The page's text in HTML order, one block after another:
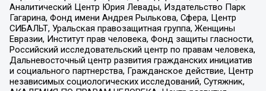
Аналитический Центр Юрия Левады, Издательство Парк
Гагарина, Фонд имени Андрея Рылькова, Сфера, Центр
СИБАЛЬТ, Уральская правозащитная группа, Женщины
Евразии, Институт прав человека, Фонд защиты гласности,
Российский исследовательский центр по правам человека,
Дальневосточный центр развития гражданских инициатив
и социального партнерства, Гражданское действие, Центр
независимых социологических исследований, Сутяжник,